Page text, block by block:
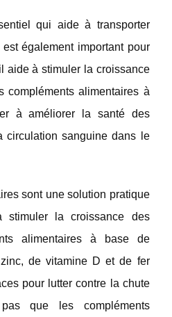
qui aide à transporter
également important pour
aide à stimuler la croissance
compléments alimentaires à
à améliorer la santé des
circulation sanguine dans le
sont une solution pratique
la croissance des
alimentaires à base de
de vitamine D et de fer
pour lutter contre la chute
que les compléments